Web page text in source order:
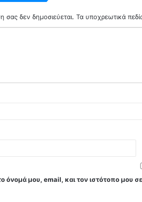
σας δεν δημοσιεύεται. Τα υποχρεωτικά
όνομά μου, email, και τον ιστότοπο μου